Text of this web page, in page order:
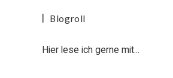
Blogroll
Hier lese ich gerne mit...